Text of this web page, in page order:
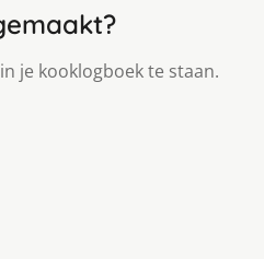
je kooklogboek te staan.